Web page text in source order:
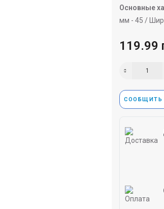
Основные
мм - 45 /
119.99
СООБЩИТЬ